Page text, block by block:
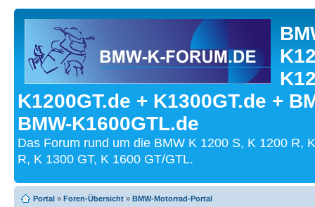
K1200GT.de + K1300GT.de +
BMW-K1600GTL.de
Das Forum rund um die BMW K 1200 S, K 1200 R,
R, K 1300 GT, K 1600 GT/GTL.
Portal » Foren-Übersicht » BMW-Motorrad-Portal